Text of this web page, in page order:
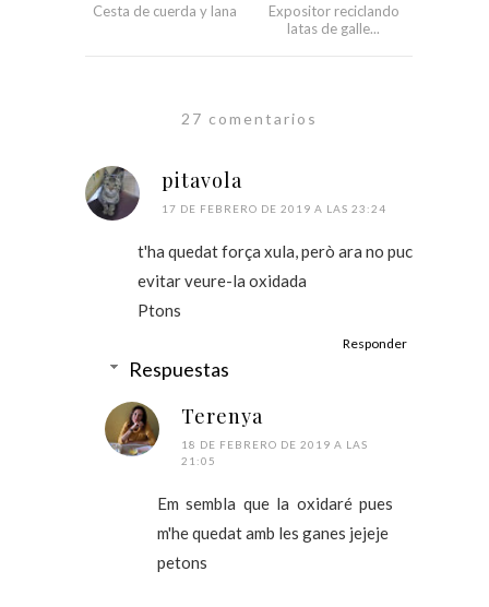
Cesta de cuerda y lana
Expositor reciclando
latas de galle...
27 comentarios
pitavola
17 DE FEBRERO DE 2019 A LAS 23:24
t'ha quedat força xula, però ara no puc
evitar veure-la oxidada
Ptons
Responder
Respuestas
Terenya
18 DE FEBRERO DE 2019 A LAS
21:05
Em sembla que la oxidaré pues
m'he quedat amb les ganes jejeje
petons